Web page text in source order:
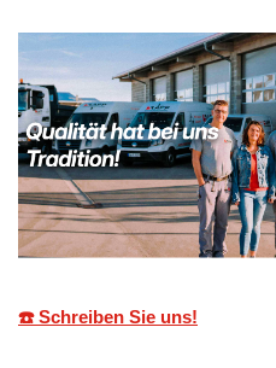
☎️ Schreiben Sie uns!